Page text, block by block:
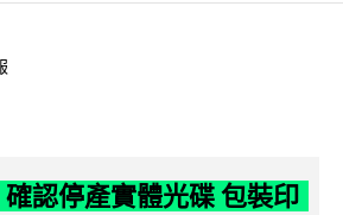
認停產實體光碟 包裝印